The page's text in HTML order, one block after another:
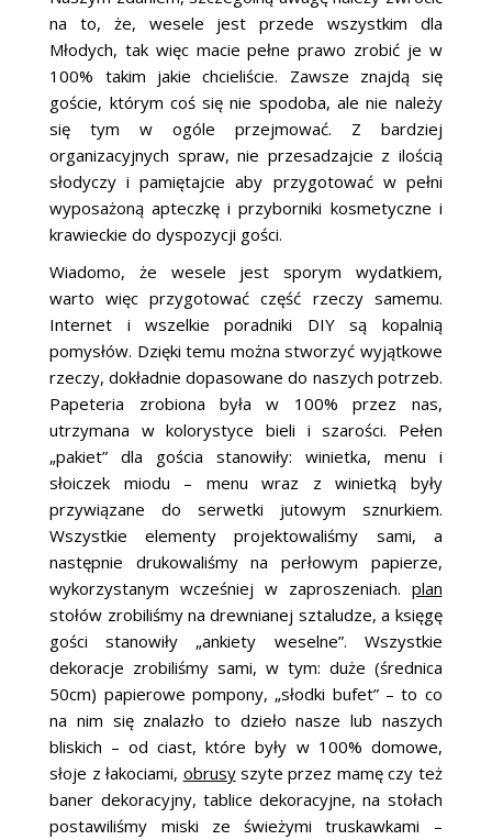
na to, że, wesele jest przede wszystkim dla
Młodych, tak więc macie pełne prawo zrobić je w
100% takim jakie chcieliście. Zawsze znajdą się
goście, którym coś się nie spodoba, ale nie należy
się tym w ogóle przejmować. Z bardziej
organizacyjnych spraw, nie przesadzajcie z ilością
słodyczy i pamiętajcie aby przygotować w pełni
wyposażoną apteczkę i przyborniki kosmetyczne i
krawieckie do dyspozycji gości.
Wiadomo, że wesele jest sporym wydatkiem,
warto więc przygotować część rzeczy samemu.
Internet i wszelkie poradniki DIY są kopalnią
pomysłów. Dzięki temu można stworzyć wyjątkowe
rzeczy, dokładnie dopasowane do naszych potrzeb.
Papeteria zrobiona była w 100% przez nas,
utrzymana w kolorystyce bieli i szarości. Pełen
„pakiet” dla gościa stanowiły: winietka, menu i
słoiczek miodu – menu wraz z winietką były
przywiązane do serwetki jutowym sznurkiem.
Wszystkie elementy projektowaliśmy sami, a
następnie drukowaliśmy na perłowym papierze,
wykorzystanym wcześniej w zaproszeniach. plan
stołów zrobiliśmy na drewnianej sztaludze, a księgę
gości stanowiły „ankiety weselne”. Wszystkie
dekoracje zrobiliśmy sami, w tym: duże (średnica
50cm) papierowe pompony, „słodki bufet” – to co
na nim się znalazło to dzieło nasze lub naszych
bliskich – od ciast, które były w 100% domowe,
słoje z łakociami, obrusyszyte przez mamę czy też
baner dekoracyjny, tablice dekoracyjne, na stołach
postawiliśmy miski ze świeżymi truskawkami –